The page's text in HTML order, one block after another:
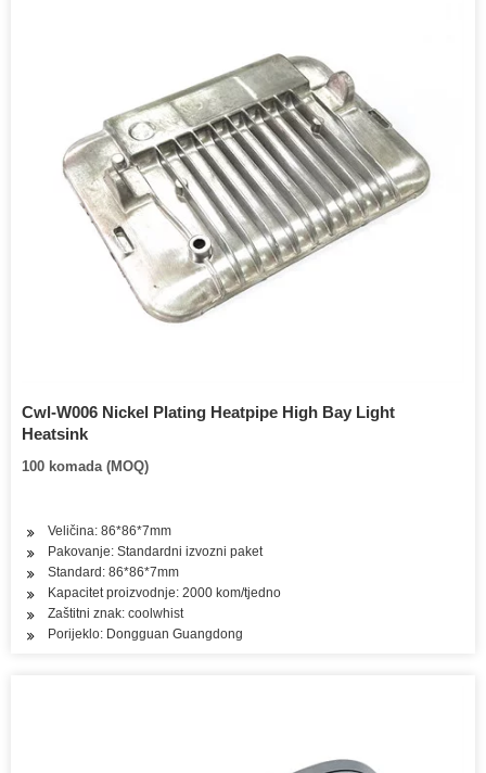
Cwl-W006 Nickel Plating Heatpipe High Bay Light
Heatsink
100 komada (MOQ)
Veličina: 86*86*7mm
Pakovanje: Standardni izvozni paket
Standard: 86*86*7mm
Kapacitet proizvodnje: 2000 kom/tjedno
Zaštitni znak: coolwhist
Porijeklo: Dongguan Guangdong